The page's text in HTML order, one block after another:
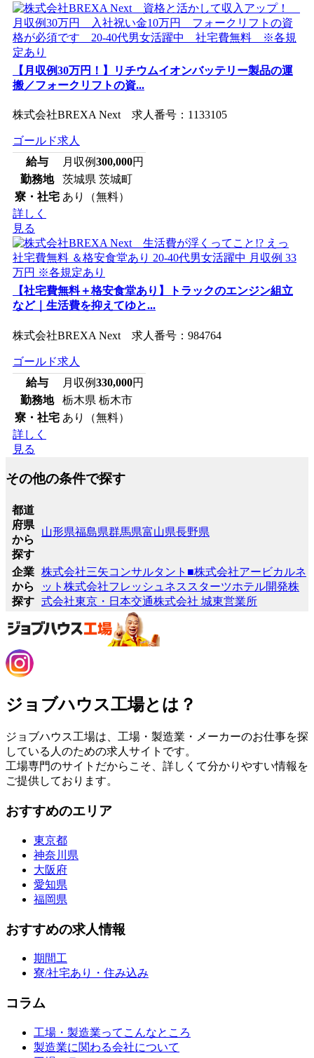
【月収例30万円！】リチウムイオンバッテリー製品の運
搬／フォークリフトの資...
株式会社BREXA Next 求人番号：1133105
ゴールド求人
給与
月収例300,000円
勤務地
茨城県 茨城町
寮・社宅 あり（無料）
詳しく
見る
【社宅費無料＋格安食堂あり】トラックのエンジン組立
など｜生活費を抑えてゆと...
株式会社BREXA Next 求人番号：984764
ゴールド求人
給与
月収例330,000円
勤務地
栃木県 栃木市
寮・社宅 あり（無料）
詳しく
見る
その他の条件で探す
都道
府県
から
探す
山形県福島県群馬県富山県長野県
企業
から
探す
株式会社三矢コンサルタント ■株式会社アービカルネ
ット 株式会社フレッシュネス スターツホテル開発株
式会社東京・日本交通株式会社 城東営業所
ジョブハウス工場とは？
ジョブハウス工場は、工場・製造業・メーカーのお仕事を探
している人のための求人サイトです。
工場専門のサイトだからこそ、詳しくて分かりやすい情報を
ご提供しております。
おすすめのエリア
東京都
神奈川県
大阪府
愛知県
福岡県
おすすめの求人情報
期間工
寮/社宅あり・住み込み
コラム
工場・製造業ってこんなところ
製造業に関わる会社について